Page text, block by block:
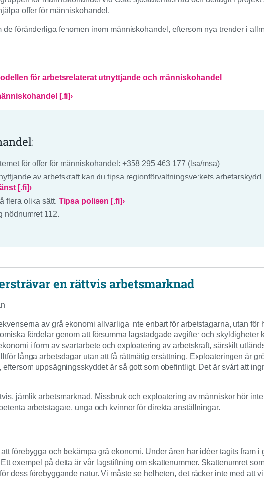
offer för människohandel.
föränderliga fenomen inom människohandel, eftersom nya trender i
för arbetsrelaterat utnyttjande och människohandel
[.fi]›
för offer för människohandel: +358 295 463 177 (lsa/msa)
av arbetskraft kan du tipsa regionförvaltningsverkets arbetarskydd.
[.fi]›
flera olika sätt. Tipsa polisen [.fi]›
nödnumret 112.
en rättvis arbetsmarknad
av grå ekonomi allvarliga inte enbart för arbetstagarna, utan för
fördelar genom att försumma lagstadgade avgifter och skyldigheter
i form av svartarbete och exploatering av arbetskraft, särskilt
långa arbetsdagar utan att få rättmätig ersättning. Exploateringen är
uppsägningsskyddet är så gott som obefintligt. Det är svårt att
jämlik arbetsmarknad. Missbruk och exploatering av människor hör
arbetstagare, unga och kvinnor för direkta anställningar.
förebygga och bekämpa grå ekonomi. Under åren har idéer tagits fram i
exempel på detta är vår lagstiftning om skattenummer. Skattenumret
dess förebyggande natur. Vi måste se helheten, det räcker inte med att